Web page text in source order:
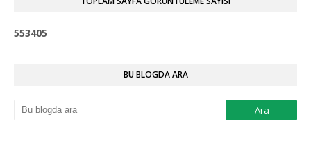
553405
BU BLOGDA ARA